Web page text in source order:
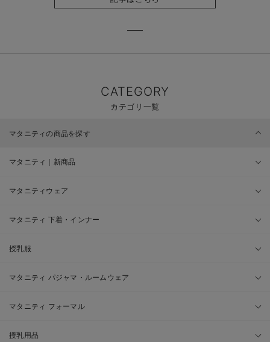
CATEGORY
カテゴリ一覧
マタニティの商品を探す
マタニティ｜新商品
マタニティウェア
マタニティ 下着・インナー
授乳服
マタニティ パジャマ・ルームウェア
マタニティ フォーマル
授乳用品